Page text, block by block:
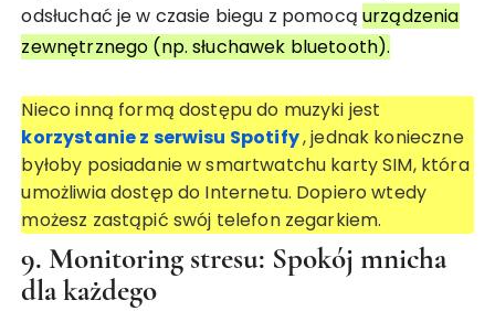
odsłuchać je w czasie biegu z pomocąurządzenia
zewnętrznego (np. słuchawek bluetooth).
Nieco inną formą dostępu do muzyki jest
korzystanie z serwisu Spotify, jednak konieczne
byłoby posiadanie w smartwatchu karty SIM, która
umożliwia dostęp do Internetu. Dopiero wtedy
możesz zastąpić swój telefon zegarkiem.
9. Monitoring stresu: Spokój mnicha
dla każdego